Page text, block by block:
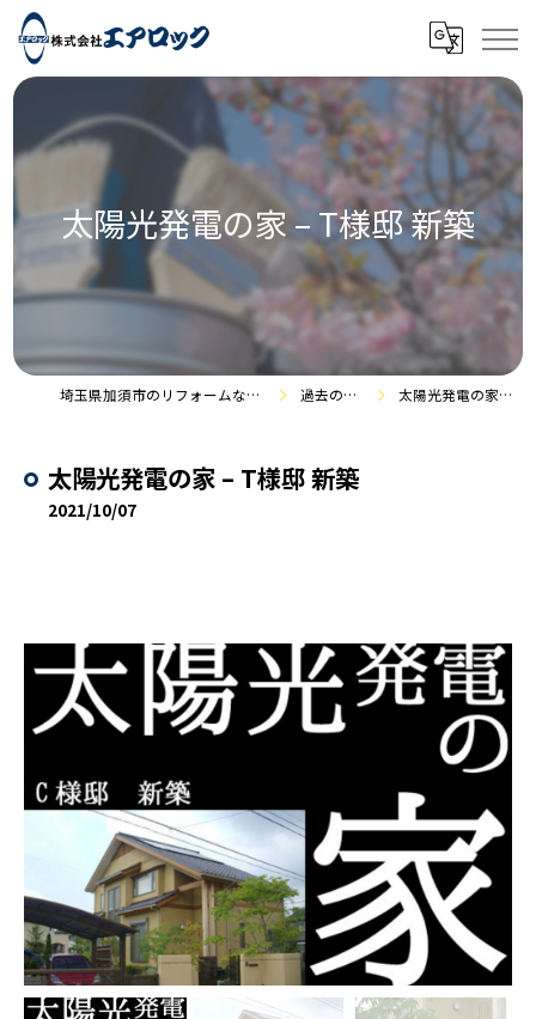
太陽光発電の家 – T様邸 新築
埼玉県加須市のリフォームなら株式会社エアロック 過去の施工事例 太陽光発電の家 – T様邸 新築
太陽光発電の家 – T様邸 新築
2021/10/07